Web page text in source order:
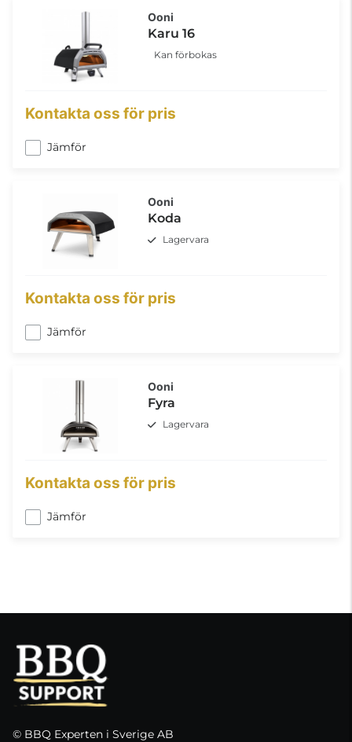
Ooni
Karu 16
Kan förbokas
Kontakta oss för pris
Jämför
Ooni
Koda
Lagervara
Kontakta oss för pris
Jämför
Ooni
Fyra
Lagervara
Kontakta oss för pris
Jämför
© BBQ Experten i Sverige AB